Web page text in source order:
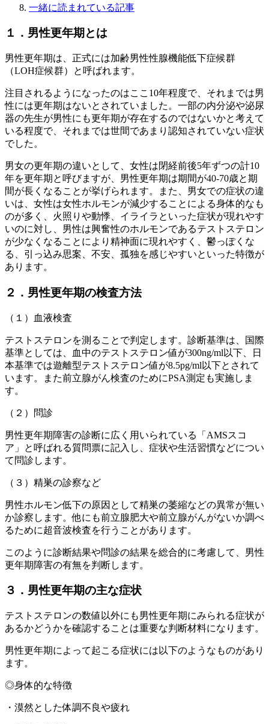
一緒に読まれている記事
１．男性更年期とは
男性更年期は、正式には加齢男性性腺機能低下症候群
（LOH症候群）と呼ばれます。
注目されるようになったのはここ10年程度で、それまでは男
性には更年期はないとされていました。一部の内分泌や泌尿
器の先生が男性にも更年期が存在するのではないかと考えて
いる程度で、それまでは世間であまり認知されていない症状
でした。
男女の更年期の違いとして、女性は閉経前後5年ずつの計10
年を更年期と呼びますが、男性更年期は期間が40-70歳と期
間が長くなることが挙げられます。また、男女での症状の違
いは、女性は女性ホルモンが減少することによる身体的なも
のが多く、火照りや動悸、イライラといった症状が現れやす
いのに対し、男性は興奮性のホルモンであるテストステロン
が少なくなることにより精神面に現れやすく、鬱っぽくな
る、引っ込み思案、不安、孤独を感じやすいといった特徴が
あります。
２．男性更年期の検査方法
（１）血液検査
テストステロンを測ることで判定します。診断基準は、国際
基準としては、血中のテストステロン値が300ng/ml以下、日
本基準では遊離型テストステロン値が8.5pg/ml以下とされて
います。また前立腺がん検査のためにPSA測定も実施しま
す。
（２）問診
男性更年期障害の診断に広く用いられている「AMSスコ
ア」と呼ばれる質問票に記入し、症状や生活習慣などについ
て問診します。
（３）精巣の診察など
男性ホルモン低下の原因として精巣の萎縮などの異常が無い
か診察します。他にも前立腺肥大や前立腺がんがないか調べ
るために超音波検査を行うことがあります。
このように診断結果や問診の結果を総合的に考慮して、男性
更年期障害の有無を判断します。
３．男性更年期の主な症状
テストステロンの数値以外にも男性更年期にみられる症状が
あるかどうかを確認することは重要な判断材料になります。
男性更年期によって起こる症状には以下のようなものがあり
ます。
◎身体的な特徴
・漠然とした体調不良や疲れ